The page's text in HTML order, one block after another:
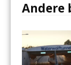
Andere